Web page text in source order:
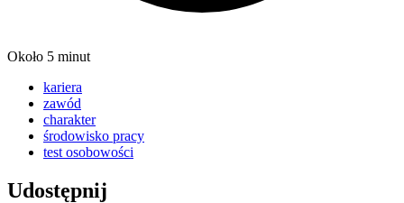
Około 5 minut
kariera
zawód
charakter
środowisko pracy
test osobowości
Udostępnij